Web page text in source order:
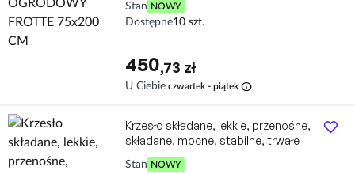
Stan NOWY
Dostępne10 szt.
450,73 zł
U Ciebie czwartek - piątek info
Krzesło składane, lekkie, przenośne,
składane, mocne, stabilne, trwałe
Stan NOWY